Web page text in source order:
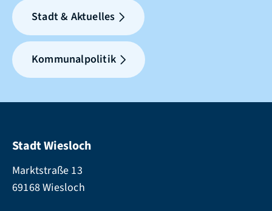
Stadt & Aktuelles
Kommunalpolitik
Stadt Wiesloch
Marktstraße 13
69168 Wiesloch